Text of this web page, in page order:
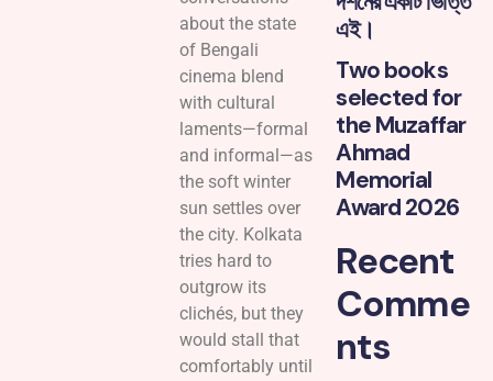
about the state
of Bengali
cinema blend
with cultural
laments—formal
and informal—as
the soft winter
sun settles over
the city. Kolkata
tries hard to
outgrow its
clichés, but they
would stall that
comfortably until
এই।
Two books
selected for
the Muzaffar
Ahmad
Memorial
Award 2026
Recent
Comme
nts